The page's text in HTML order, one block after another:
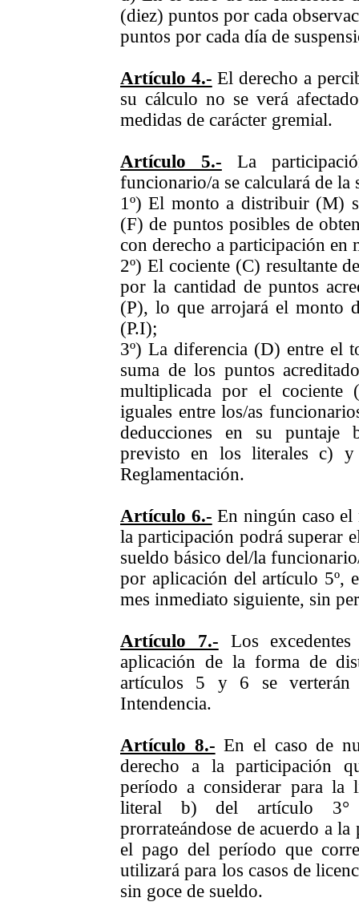
(diez) puntos por cada
puntos por cada día de
Artículo 4.- El derecho a
su cálculo no se verá
medidas de carácter gremial.
Artículo 5.- La
funcionario/a se calculará de la
1º) El monto a distribuir (M)
(F) de puntos posibles de
con derecho a participación en
2º) El cociente (C) resultante
por la cantidad de puntos
(P), lo que arrojará el monto
(P.I);
3º) La diferencia (D) entre el
suma de los puntos
multiplicada por el cociente
iguales entre los/as
deducciones en su puntaje
previsto en los literales c)
Reglamentación.
Artículo 6.- En ningún caso
la participación podrá superar
sueldo básico del/la
por aplicación del artículo 5º,
mes inmediato siguiente, sin
Artículo 7.- Los
aplicación de la forma de
artículos 5 y 6 se verterán
Intendencia.
Artículo 8.- En el caso de
derecho a la participación
período a considerar para la
literal b) del artículo 3°
prorrateándose de acuerdo a la
el pago del período que
utilizará para los casos de
sin goce de sueldo.